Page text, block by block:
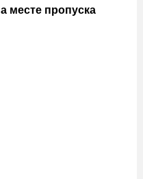
месте пропуска